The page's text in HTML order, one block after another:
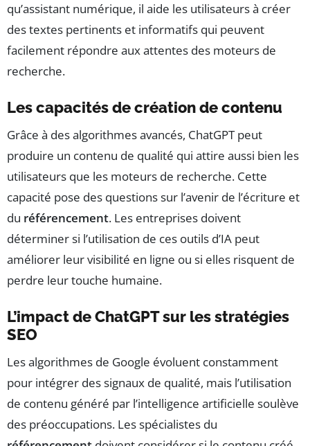
qu’assistant numérique, il aide les utilisateurs à créer
des textes pertinents et informatifs qui peuvent
facilement répondre aux attentes des moteurs de
recherche.
Les capacités de création de contenu
Grâce à des algorithmes avancés, ChatGPT peut
produire un contenu de qualité qui attire aussi bien les
utilisateurs que les moteurs de recherche. Cette
capacité pose des questions sur l’avenir de l’écriture et
du référencement. Les entreprises doivent
déterminer si l’utilisation de ces outils d’IA peut
améliorer leur visibilité en ligne ou si elles risquent de
perdre leur touche humaine.
L’impact de ChatGPT sur les stratégies
SEO
Les algorithmes de Google évoluent constamment
pour intégrer des signaux de qualité, mais l’utilisation
de contenu généré par l’intelligence artificielle soulève
des préoccupations. Les spécialistes du